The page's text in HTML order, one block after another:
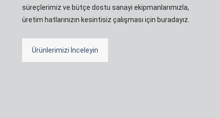
süreçlerimiz ve bütçe dostu sanayi ekipmanlarımızla,
üretim hatlarınızın kesintisiz çalışması için buradayız.
Ürünlerimizi İnceleyin